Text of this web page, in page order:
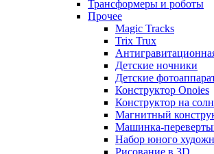
Трансформеры и роботы
Прочее
Magic Tracks
Trix Trux
Детские ночники
Детские
Конструктор Onoies
Конструктор на
Магнитный
Машинка-
Набор юного
Рисование в 3D